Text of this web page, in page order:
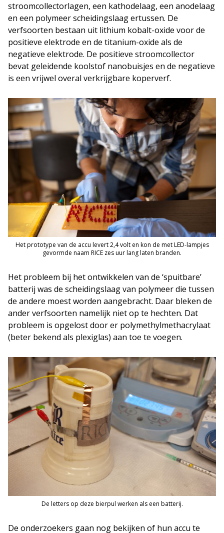
stroomcollectorlagen, een kathodelaag, een anodelaag
en een polymeer scheidingslaag ertussen. De
verfsoorten bestaan uit lithium kobalt-oxide voor de
positieve elektrode en de titanium-oxide als de
negatieve elektrode. De positieve stroomcollector
bevat geleidende koolstof nanobuisjes en de negatieve
is een vrijwel overal verkrijgbare koperverf.
Het prototype van de accu levert 2,4 volt en kon de met LED-lampjes
gevormde naam RICE zes uur lang laten branden.
Het probleem bij het ontwikkelen van de ‘spuitbare’
batterij was de scheidingslaag van polymeer die tussen
de andere moest worden aangebracht. Daar bleken de
ander verfsoorten namelijk niet op te hechten. Dat
probleem is opgelost door er polymethylmethacrylaat
(beter bekend als plexiglas) aan toe te voegen.
De letters op deze bierpul werken als een batterij.
De onderzoekers gaan nog bekijken of hun accu te